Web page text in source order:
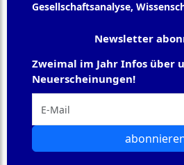
Gesellschaftsanalyse,
Newsletter
Zweimal im Jahr Infos über
Neuerscheinungen!